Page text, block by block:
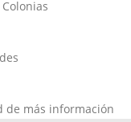
de más información